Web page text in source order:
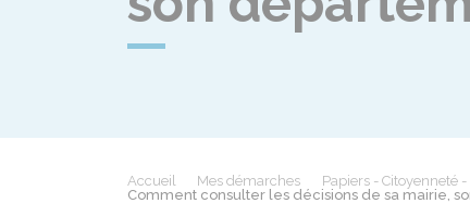
Accueil Mes démarches Papiers - Citoyenneté
Comment consulter les décisions de sa mairie,